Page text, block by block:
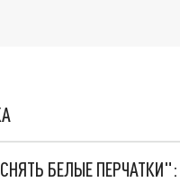
БЕЛЫЕ ПЕРЧАТКИ":